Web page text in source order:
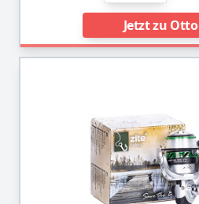
Jetzt zu Otto